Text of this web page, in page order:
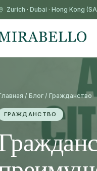
Zurich · Dubai · Hong Kong
/ Блог / Гражданство
ГРАЖДАНСТВО